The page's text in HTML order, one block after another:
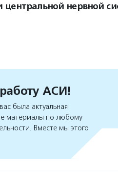
центральной нервной
АСИ!
была актуальная
материалы по любому
Вместе мы этого